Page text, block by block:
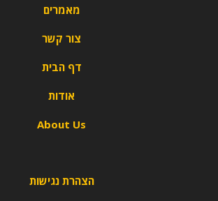
מאמרים
צור קשר
דף הבית
אודות
About Us
הצהרת נגישות